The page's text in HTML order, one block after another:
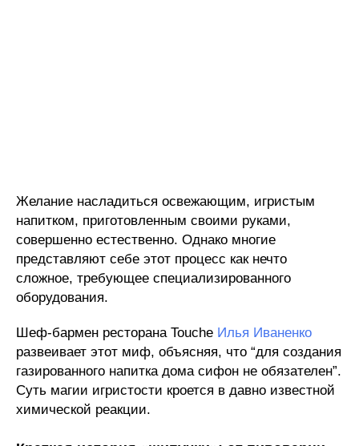
Желание насладиться освежающим, игристым
напитком, приготовленным своими руками,
совершенно естественно. Однако многие
представляют себе этот процесс как нечто
сложное, требующее специализированного
оборудования.
Шеф-бармен ресторана Touche Илья Иваненко
развеивает этот миф, объясняя, что “для создания
газированного напитка дома сифон не обязателен”.
Суть магии игристости кроется в давно известной
химической реакции.